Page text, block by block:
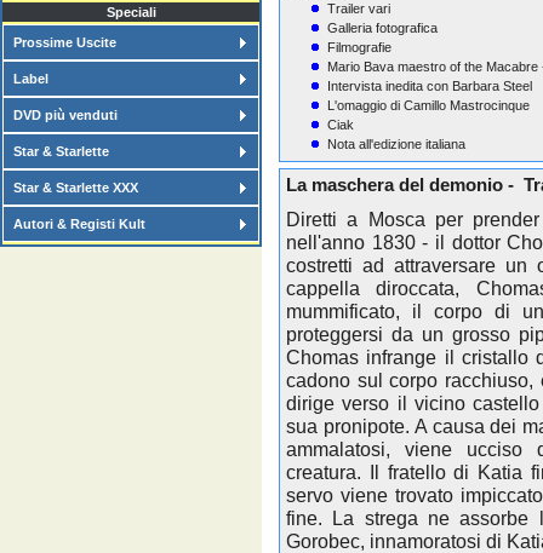
Speciali
Prossime Uscite
Label
DVD più venduti
Star & Starlette
Star & Starlette XXX
Autori & Registi Kult
Trailer vari
Galleria fotografica
Filmografie
Mario Bava maestro of the Macabre
Intervista inedita con Barbara Steel
L'omaggio di Camillo Mastrocinque
Ciak
Nota all'edizione italiana
La maschera del demonio -
Diretti a Mosca per
nell'anno 1830 - il dottor
costretti ad attraversare un
cappella diroccata,
mummificato, il corpo di
proteggersi da un grosso
Chomas infrange il cristallo
cadono sul corpo
dirige verso il vicino
sua pronipote. A causa dei
ammalatosi, viene ucciso
creatura. Il fratello di Katia
servo viene trovato
fine. La strega ne assorbe
Gorobec, innamoratosi di